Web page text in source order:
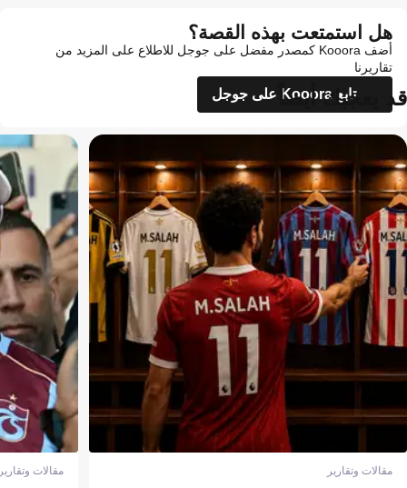
هل استمتعت بهذه القصة؟
أضف Kooora كمصدر مفضل على جوجل للاطلاع على المزيد من
تقاريرنا
تابع Kooora على جوجل
قد يعجبك أيضاً
مقالات وتقارير مقالات